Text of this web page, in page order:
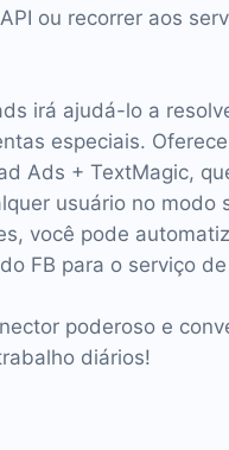
ou recorrer aos
irá ajudá-lo a
especiais.
Ads + TextMagic,
usuário no modo
você pode
FB para o serviço
poderoso e
diários!